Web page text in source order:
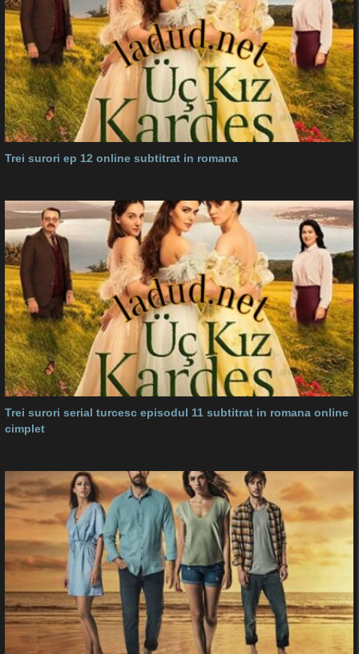
Trei surori ep 12 online subtitrat in romana
Trei surori serial turcesc episodul 11 subtitrat in romana online
cimplet